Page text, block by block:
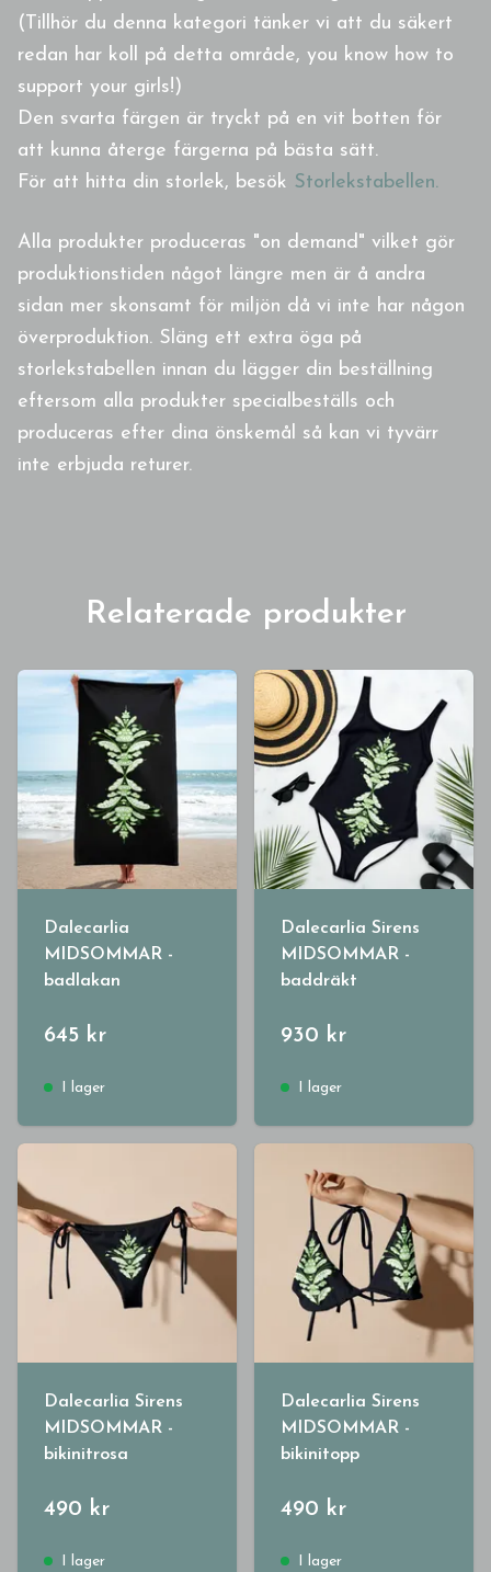
(Tillhör du denna kategori tänker vi att du säkert
redan har koll på detta område, you know how to
support your girls!)
Den svarta färgen är tryckt på en vit botten för
att kunna återge färgerna på bästa sätt.
För att hitta din storlek, besök Storlekstabellen.
Alla produkter produceras "on demand" vilket gör
produktionstiden något längre men är å andra
sidan mer skonsamt för miljön då vi inte har någon
överproduktion. Släng ett extra öga på
storlekstabellen innan du lägger din beställning
eftersom alla produkter specialbeställs och
produceras efter dina önskemål så kan vi tyvärr
inte erbjuda returer.
Relaterade produkter
Dalecarlia
MIDSOMMAR -
badlakan
645 kr
I lager
Dalecarlia Sirens
MIDSOMMAR -
baddräkt
930 kr
I lager
Dalecarlia Sirens
MIDSOMMAR -
bikinitrosa
490 kr
I lager
Dalecarlia Sirens
MIDSOMMAR -
bikinitopp
490 kr
I lager